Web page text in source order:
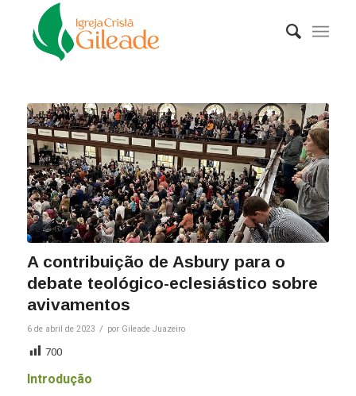
A contribuição de Asbury para o
debate teológico-eclesiástico sobre
avivamentos
6 de abril de 2023 / por Gileade Juazeiro
700
Introdução